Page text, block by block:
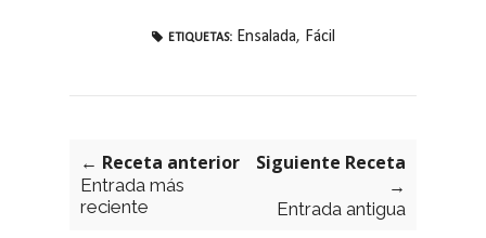
ETIQUETAS: Ensalada, Fácil
← Receta anterior
Entrada más
reciente
Siguiente Receta
→
Entrada antigua